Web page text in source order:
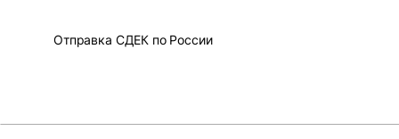
Отправка СДЕК по России